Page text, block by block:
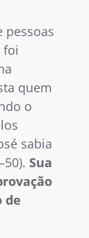
pessoas
foi
quem
o
sabia
Sua
de